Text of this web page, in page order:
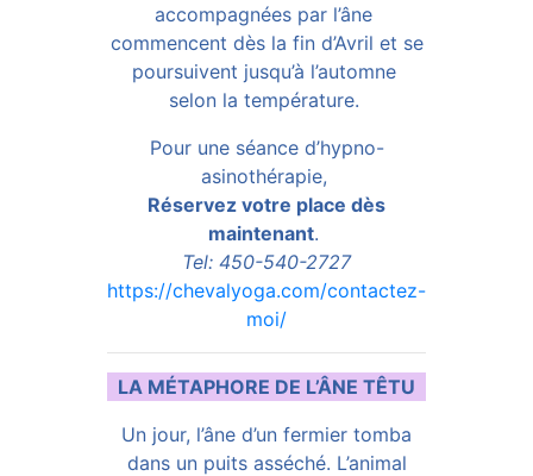
accompagnées par l’âne
commencent dès la fin d’Avril et se
poursuivent jusqu’à l’automne
selon la température.
Pour une séance d’hypno-
asinothérapie,
Réservez votre place dès
maintenant.
Tel: 450-540-2727
https://chevalyoga.com/contactez-
moi/
LA MÉTAPHORE DE L’ÂNE TÊTU
Un jour, l’âne d’un fermier tomba
dans un puits asséché. L’animal